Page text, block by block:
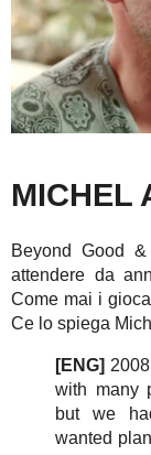
MICHEL
Beyond Good
attendere da
Come mai i
Ce lo spiega
[ENG]
with many
but we
wanted